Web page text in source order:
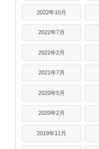
2022年10月
2022年7月
2022年2月
2021年7月
2020年5月
2020年2月
2019年11月